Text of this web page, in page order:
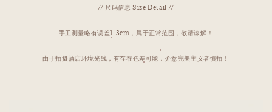
// 尺码信息 Size Detail //
手工测量略有误差1-3cm，属于正常范围，敬请谅解！
由于拍摄酒店环境光线，有存在色差可能，介意完美主义者慎拍！